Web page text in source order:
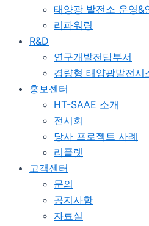
태양광 발전소 운영&
리파워링
R&D
연구개발전담부서
경량형 태양광발전시
홍보센터
HT-SAAE 소개
전시회
당사 프로젝트 사례
리플렛
고객센터
문의
공지사항
자료실